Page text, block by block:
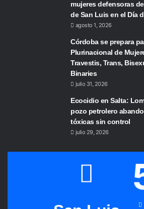
mujeres defensoras
de San Luis en el Día
agosto 1, 2026
Córdoba se prepara
Plurinacional de
Travestis, Trans,
Binaries
julio 31, 2026
Ecocidio en Salta:
pozo petrolero
tóxicas sin control
julio 29, 2026